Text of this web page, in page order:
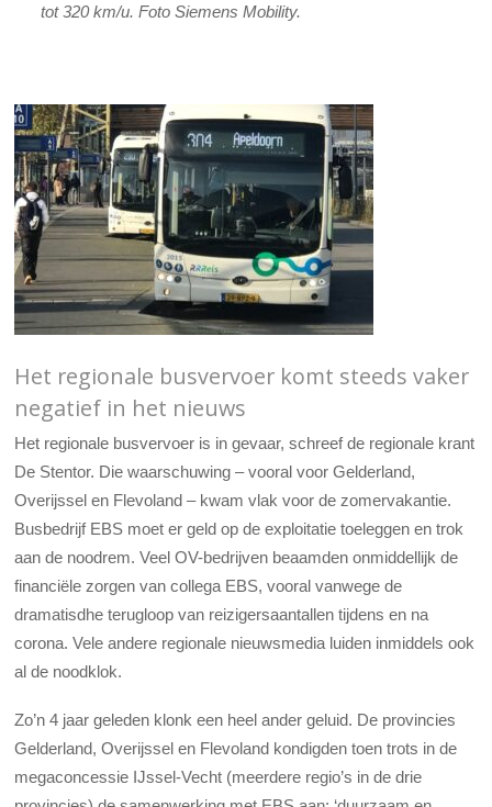
tot 320 km/u. Foto Siemens Mobility.
Het regionale busvervoer komt steeds vaker
negatief in het nieuws
Het regionale busvervoer is in gevaar, schreef de regionale krant
De Stentor. Die waarschuwing – vooral voor Gelderland,
Overijssel en Flevoland – kwam vlak voor de zomervakantie.
Busbedrijf EBS moet er geld op de exploitatie toeleggen en trok
aan de noodrem. Veel OV-bedrijven beaamden onmiddellijk de
financiële zorgen van collega EBS, vooral vanwege de
dramatisdhe terugloop van reizigersaantallen tijdens en na
corona. Vele andere regionale nieuwsmedia luiden inmiddels ook
al de noodklok.
Zo’n 4 jaar geleden klonk een heel ander geluid. De provincies
Gelderland, Overijssel en Flevoland kondigden toen trots in de
megaconcessie IJssel-Vecht (meerdere regio’s in de drie